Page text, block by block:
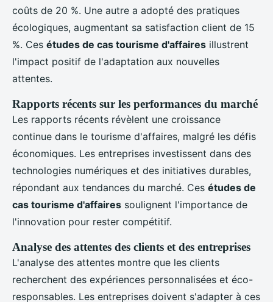
coûts de 20 %. Une autre a adopté des pratiques
écologiques, augmentant sa satisfaction client de 15
%. Ces études de cas tourisme d'affaires illustrent
l'impact positif de l'adaptation aux nouvelles
attentes.
Rapports récents sur les performances du marché
Les rapports récents révèlent une croissance
continue dans le tourisme d'affaires, malgré les défis
économiques. Les entreprises investissent dans des
technologies numériques et des initiatives durables,
répondant aux tendances du marché. Ces études de
cas tourisme d'affaires soulignent l'importance de
l'innovation pour rester compétitif.
Analyse des attentes des clients et des entreprises
L'analyse des attentes montre que les clients
recherchent des expériences personnalisées et éco-
responsables. Les entreprises doivent s'adapter à ces